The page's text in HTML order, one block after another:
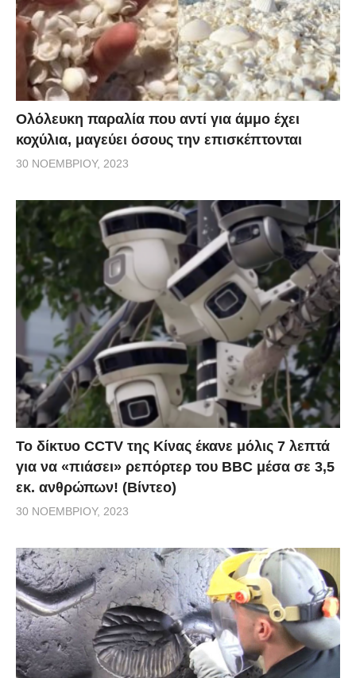
Ολόλευκη παραλία που αντί για άμμο έχει
κοχύλια, μαγεύει όσους την επισκέπτονται
30 ΝΟΕΜΒΡΊΟΥ, 2023
Το δίκτυο CCTV της Κίνας έκανε μόλις 7 λεπτά
για να «πιάσει» ρεπόρτερ του BBC μέσα σε 3,5
εκ. ανθρώπων! (Βίντεο)
30 ΝΟΕΜΒΡΊΟΥ, 2023